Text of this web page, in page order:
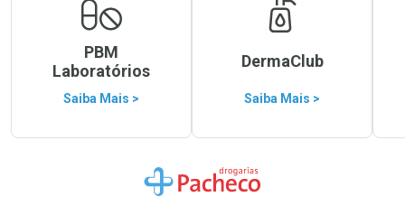
PBM
Laboratórios
Saiba Mais >
DermaClub
Saiba Mais >
Ir para a Home